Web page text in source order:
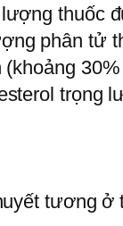
phân
tương ở